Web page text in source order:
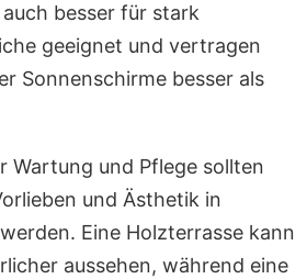
besser für stark
geeignet und vertragen
Sonnenschirme besser als
Wartung und Pflege sollten
und Ästhetik in
Eine Holzterrasse kann
aussehen, während eine